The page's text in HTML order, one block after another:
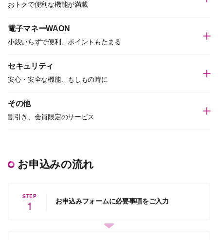
おトクで便利な機能が満載
電子マネーWAON
小銭いらずで便利、ポイントもたまる
セキュリティ
安心・安全な機能、もしもの時に
その他
割引き、会員限定のサービス
お申込みの流れ
STEP
1 お申込みフォームに必要事項をご入力